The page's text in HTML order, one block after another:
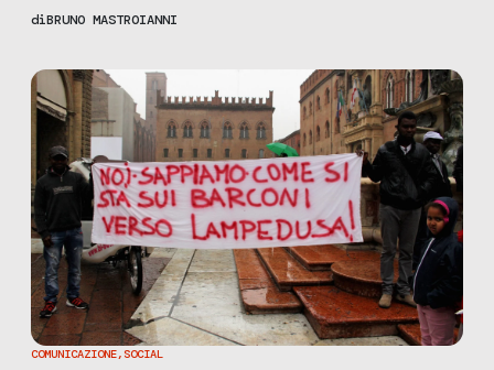
rendersi raggiungibili e per curare un certo tipo di relazioni
diBRUNO MASTROIANNI
COMUNICAZIONE, SOCIAL